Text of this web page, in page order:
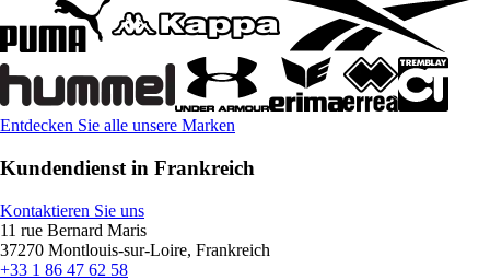
Entdecken Sie alle unsere Marken
Kundendienst in Frankreich
Kontaktieren Sie uns
11 rue Bernard Maris
37270 Montlouis-sur-Loire, Frankreich
+33 1 86 47 62 58